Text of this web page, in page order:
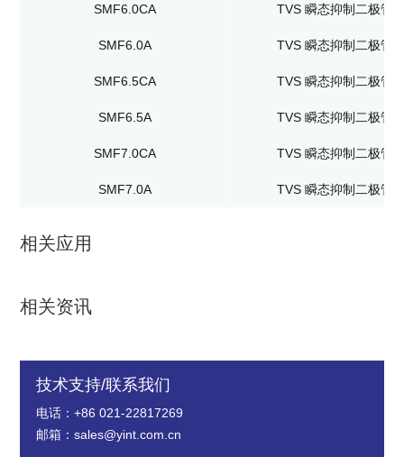
SMF6.0CA TVS 瞬态抑制二极管
SMF6.0A TVS 瞬态抑制二极管
SMF6.5CA TVS 瞬态抑制二极管
SMF6.5A TVS 瞬态抑制二极管
SMF7.0CA TVS 瞬态抑制二极管
SMF7.0A TVS 瞬态抑制二极管
相关应用
相关资讯
技术支持/联系我们
电话：+86 021-22817269
邮箱：sales@yint.com.cn